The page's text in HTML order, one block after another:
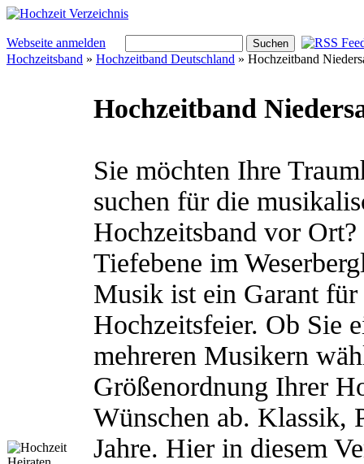
Webseite anmelden
Hochzeitsband » Hochzeitband Deutschland » Hochzeitband
Hochzeitband
Sie möchten Ihre
suchen für die
Hochzeitsband vor
Tiefebene im
Musik ist ein Garant für
Hochzeitsfeier. Ob Sie
mehreren Musikern
Größenordnung Ihrer
Wünschen ab. Klassik,
Jahre. Hier in diesem